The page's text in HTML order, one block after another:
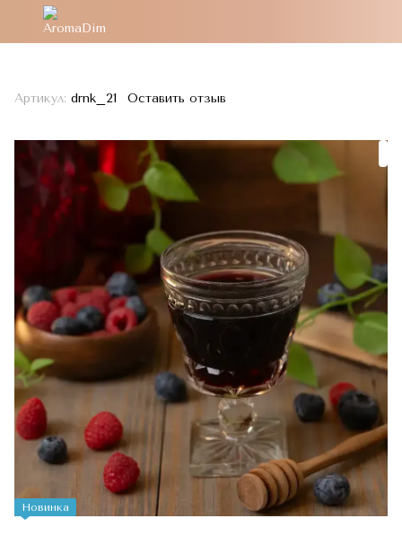
Артикул: drnk_21 Оставить отзыв
Новинка